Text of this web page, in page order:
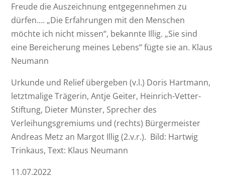
Freude die Auszeichnung entgegennehmen zu
dürfen.… „Die Erfahrungen mit den Menschen
möchte ich nicht missen“, bekannte Illig. „Sie sind
eine Bereicherung meines Lebens“ fügte sie an. Klaus
Neumann
Urkunde und Relief übergeben (v.l.) Doris Hartmann,
letztmalige Trägerin, Antje Geiter, Heinrich-Vetter-
Stiftung, Dieter Münster, Sprecher des
Verleihungsgremiums und (rechts) Bürgermeister
Andreas Metz an Margot Illig (2.v.r.). Bild: Hartwig
Trinkaus, Text: Klaus Neumann
11.07.2022